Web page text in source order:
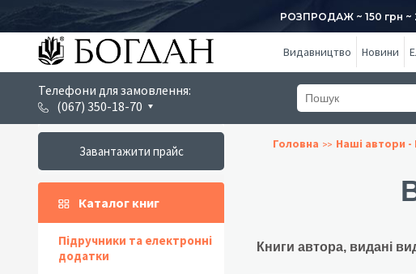
РОЗПРОДАЖ ~ 150 грн ~
Видавництво Новини
Телефони для замовлення:
(067) 350-18-70
Завантажити прайс
Каталог книг
Підручники та електронні
додатки
Головна Наші автори
Книги автора, видані